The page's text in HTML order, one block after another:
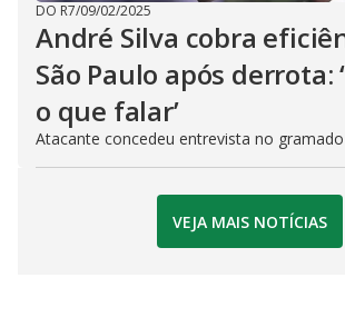
DO R7/09/02/2025
André Silva cobra
São Paulo após derrota:
o que falar’
Atacante concedeu entrevista no
VEJA MAIS NOTÍCIAS